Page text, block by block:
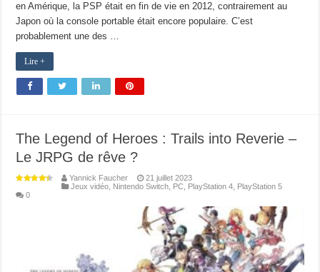
en Amérique, la PSP était en fin de vie en 2012, contrairement au
Japon où la console portable était encore populaire. C’est
probablement une des …
Lire +
The Legend of Heroes : Trails into Reverie –
Le JRPG de rêve ?
Yannick Faucher
21 juillet 2023
Jeux vidéo, Nintendo Switch, PC, PlayStation 4, PlayStation 5
0